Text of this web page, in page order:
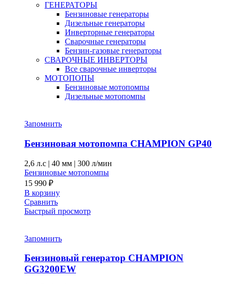
ГЕНЕРАТОРЫ
Бензиновые генераторы
Дизельные генераторы
Инверторные генераторы
Сварочные генераторы
Бензин-газовые генераторы
СВАРОЧНЫЕ ИНВЕРТОРЫ
Все сварочные инверторы
МОТОПОПЫ
Бензиновые мотопомпы
Дизельные мотопомпы
Запомнить
Бензиновая мотопомпа CHAMPION GP40
2,6 л.с | 40 мм | 300 л/мин
Бензиновые мотопомпы
15 990 ₽
В корзину
Сравнить
Быстрый просмотр
Запомнить
Бензиновый генератор CHAMPION
GG3200EW